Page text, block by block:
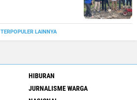
TERPOPULER LAINNYA
HIBURAN
JURNALISME WARGA